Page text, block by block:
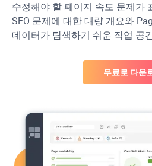
수정해야 할 페이지 속도 문제가
SEO 문제에 대한 대량 개요와
데이터가 탐색하기 쉬운 작업 공
무료로 다운